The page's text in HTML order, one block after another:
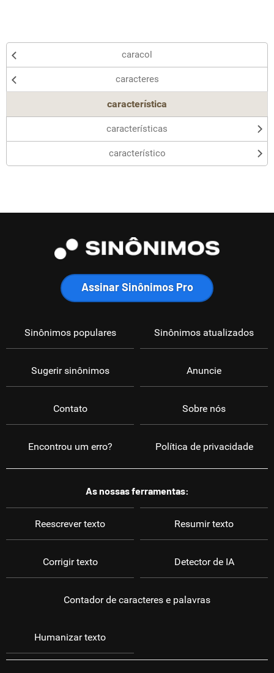
caracol
caracteres
característica
características
característico
Sinônimos populares
Anuncie
Encontrou um erro?
Sugerir sinônimos
Contato
Política de privacidade
Sinônimos atualizados
Sobre nós
Assinar Sinônimos Pro
As nossas ferramentas:
Reescrever texto
Corrigir texto
Contador de caracteres e palavras
Resumir texto
Detector de IA
Humanizar texto